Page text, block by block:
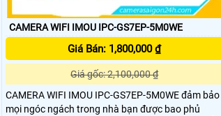
CAMERA WIFI IMOU IPC-GS7EP-5M0WE
Giá Bán: 1,800,000 ₫
Giá gốc: 2,100,000 ₫
CAMERA WIFI IMOU IPC-GS7EP-5M0WE đảm bảo
mọi ngóc ngách trong nhà bạn được bao phủ